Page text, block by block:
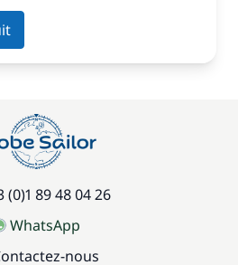
(0)1 89 48 04 26
WhatsApp
nous